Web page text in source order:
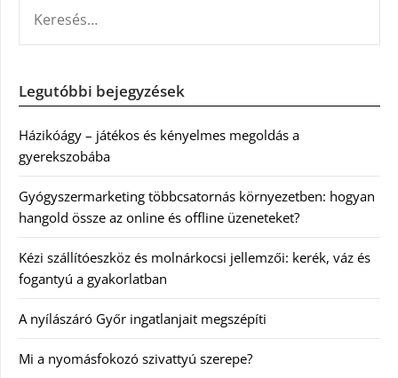
Legutóbbi bejegyzések
Házikóágy – játékos és kényelmes megoldás a
gyerekszobába
Gyógyszermarketing többcsatornás környezetben: hogyan
hangold össze az online és offline üzeneteket?
Kézi szállítóeszköz és molnárkocsi jellemzői: kerék, váz és
fogantyú a gyakorlatban
A nyílászáró Győr ingatlanjait megszépíti
Mi a nyomásfokozó szivattyú szerepe?